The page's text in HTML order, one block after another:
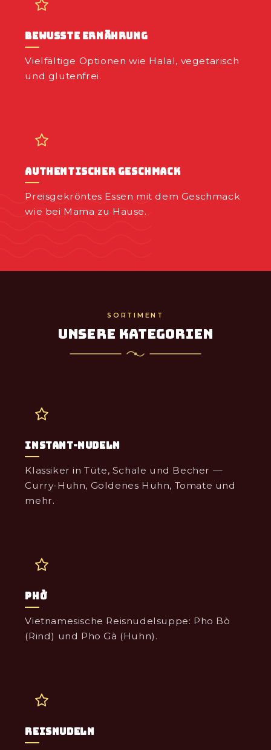
Bewusste Ernährung
Vielfältige Optionen wie Halal, vegetarisch
und glutenfrei.
Authentischer Geschmack
Preisgekröntes Essen mit dem Geschmack
wie bei Mama zu Hause.
SORTIMENT
Unsere Kategorien
Instant-Nudeln
Klassiker in Tüte, Schale und Becher —
Curry-Huhn, Goldenes Huhn, Tomate und
mehr.
Phở
Vietnamesische Reisnudelsuppe: Pho Bò
(Rind) und Pho Gà (Huhn).
Reisnudeln